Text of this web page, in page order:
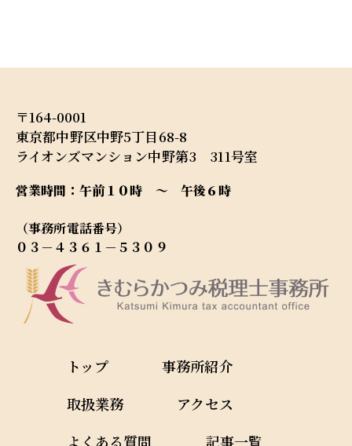
〒164-0001
東京都中野区中野5丁目68-8
ライオンズマンション中野第3 311号室
営業時間：午前１０時 ～ 午後６時
（事務所電話番号）
０３－４３６１－５３０９
トップ
事務所紹介
取扱業務
アクセス
よくある質問
記事一覧